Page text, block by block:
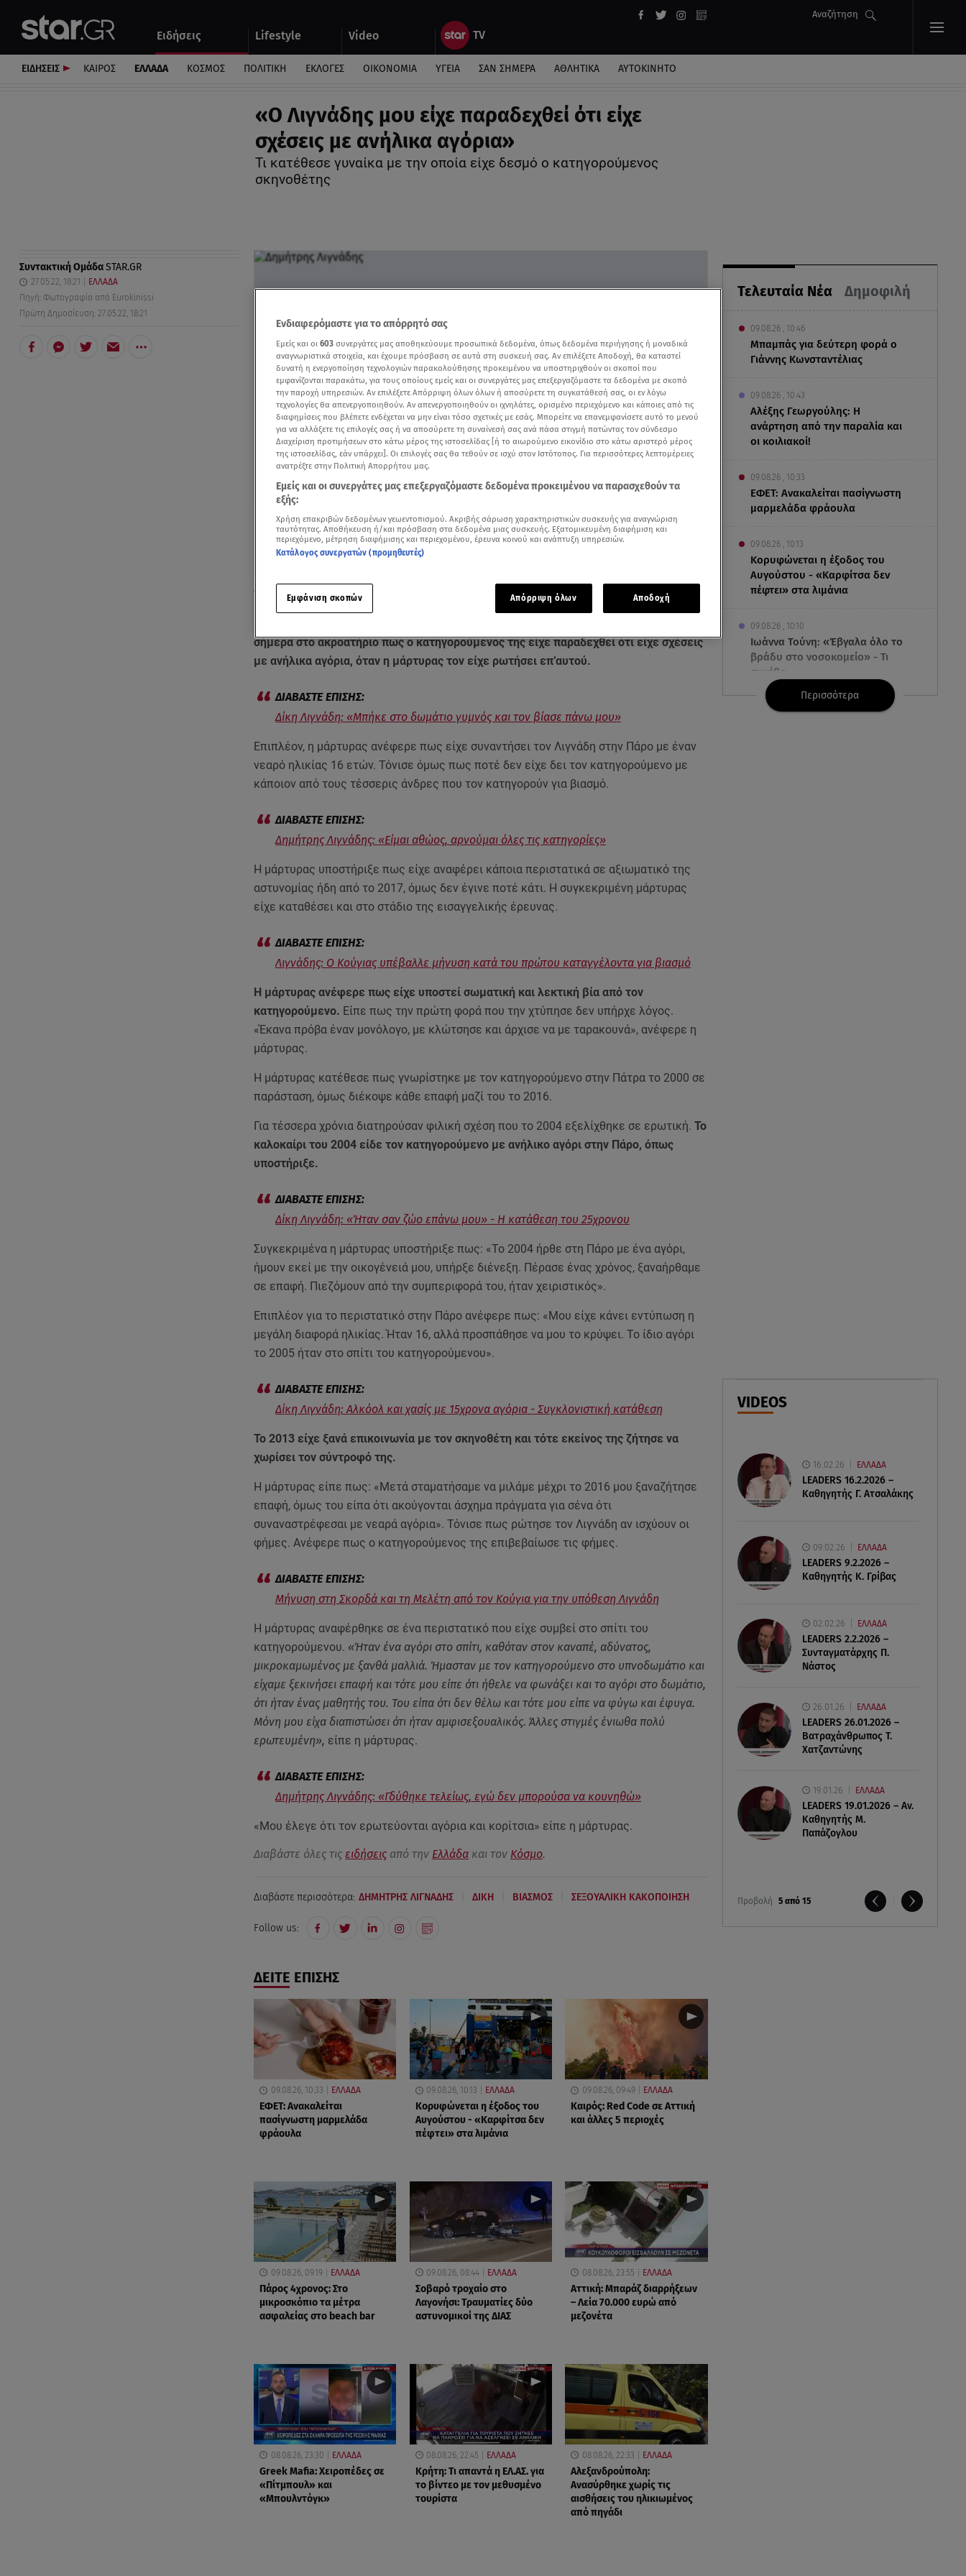
Ειδήσεις Lifestyle Video
Αναζήτηση
Αυτοκίνητο
ΕΙΔΗΣΕΙΣ ΚΑΙΡΟΣ ΕΛΛΑΔΑ ΚΟΣΜΟΣ ΠΟΛΙΤΙΚΗ ΕΚΛΟΓΕΣ ΟΙΚΟΝΟΜΙΑ ΥΓΕΙΑ ΣΑΝ ΣΗΜΕΡΑ ΑΘΛΗΤΙΚΑ ΑΥΤΟΚΙΝΗΤΟ
«Ο Λιγνάδης μου είχε παραδεχθεί ότι είχε
σχέσεις με ανήλικα αγόρια»
Τι κατέθεσε γυναίκα με την οποία είχε δεσμό ο κατηγορούμενος
σκηνοθέτης
Τελευταία Νέα Δημοφιλή
09.08.26 , 10:46
Μπαμπάς για δεύτερη φορά ο
Γιάννης Κωνσταντέλιας
09.08.26 , 10:43
Αλέξης Γεωργούλης: Η
ανάρτηση από την παραλία και
οι κοιλιακοί!
09.08.26 , 10:33
ΕΦΕΤ: Ανακαλείται πασίγνωστη
μαρμελάδα φράουλα
09.08.26 , 10:13
Κορυφώνεται η έξοδος του
Αυγούστου - «Καρφίτσα δεν
πέφτει» στα λιμάνια
09.08.26 , 10:10
Ιωάννα Τούνη: «Έβγαλα όλο το
βράδυ στο νοσοκομείο» - Τι
συνέβη;
09.08.26 , 10:00
έλεγχος της εισερχόμενης
ναυσιπλοΐας
Περισσότερα
VIDEOS
16.02.26 ΕΛΛΑΔΑ
LEADERS 16.2.2026 –
Καθηγητής Γ. Ατσαλάκης
09.02.26 ΕΛΛΑΔΑ
LEADERS 9.2.2026 –
Καθηγητής Κ. Γρίβας
02.02.26 ΕΛΛΑΔΑ
LEADERS 2.2.2026 –
Συνταγματάρχης Π.
Νάστος
26.01.26 ΕΛΛΑΔΑ
LEADERS 26.01.2026 –
Βατραχάνθρωπος Τ.
Χατζαντώνης
19.01.26 ΕΛΛΑΔΑ
LEADERS 19.01.2026 – Αν.
Καθηγητής Μ.
Παπάζογλου
Προβολή 5 από 15
Συντακτική ΟμάδαSTAR.GR
27.05.22, 18:21
ΕΛΛΑΔΑ
Πηγή: Φωτογραφία από Eurokinissi
Πρώτη Δημοσίευση: 27.05.22, 18:21
Δείτε περισσότερα άρθρα μας στα αποτελέσματα αναζήτησης
σήμερα στο ακροατήριο πως ο κατηγορούμενος της είχε παραδεχθεί ότι είχε σχέσεις
με ανήλικα αγόρια, όταν η μάρτυρας τον είχε ρωτήσει επ’αυτού.
Δίκη Λιγνάδη: «Μπήκε στο δωμάτιο γυμνός και τον βίασε πάνω μου»
Επιπλέον, η μάρτυρας ανέφερε πως είχε συναντήσει τον Λιγνάδη στην Πάρο με έναν
νεαρό ηλικίας 16 ετών. Τόνισε όμως πως ποτέ δεν είχε δει τον κατηγορούμενο με
κάποιον από τους τέσσερις άνδρες που τον κατηγορούν για βιασμό.
Δημήτρης Λιγνάδης: «Είμαι αθώος, αρνούμαι όλες τις κατηγορίες»
Η μάρτυρας υποστήριξε πως είχε αναφέρει κάποια περιστατικά σε αξιωματικό της
αστυνομίας ήδη από το 2017, όμως δεν έγινε ποτέ κάτι. Η συγκεκριμένη μάρτυρας
είχε καταθέσει και στο στάδιο της εισαγγελικής έρευνας.
Λιγνάδης: Ο Κούγιας υπέβαλλε μήνυση κατά του πρώτου καταγγέλοντα για βιασμό
Η μάρτυρας ανέφερε πως είχε υποστεί σωματική και λεκτική βία από τον
κατηγορούμενο. Είπε πως την πρώτη φορά που την χτύπησε δεν υπήρχε λόγος.
«Έκανα πρόβα έναν μονόλογο, με κλώτσησε και άρχισε να με ταρακουνά», ανέφερε η
μάρτυρας.
Η μάρτυρας κατέθεσε πως γνωρίστηκε με τον κατηγορούμενο στην Πάτρα το 2000 σε
παράσταση, όμως διέκοψε κάθε επαφή μαζί του το 2016.
Για τέσσερα χρόνια διατηρούσαν φιλική σχέση που το 2004 εξελίχθηκε σε ερωτική. Το
καλοκαίρι του 2004 είδε τον κατηγορούμενο με ανήλικο αγόρι στην Πάρο, όπως
υποστήριξε.
Δίκη Λιγνάδη: «Ήταν σαν ζώο επάνω μου» - Η κατάθεση του 25χρονου
Συγκεκριμένα η μάρτυρας υποστήριξε πως: «Το 2004 ήρθε στη Πάρο με ένα αγόρι,
ήμουν εκεί με την οικογένειά μου, υπήρξε διένεξη. Πέρασε ένας χρόνος, ξαναήρθαμε
σε επαφή. Πιεζόμουν από την συμπεριφορά του, ήταν χειριστικός».
Επιπλέον για το περιστατικό στην Πάρο ανέφερε πως: «Μου είχε κάνει εντύπωση η
μεγάλη διαφορά ηλικίας. Ήταν 16, αλλά προσπάθησε να μου το κρύψει. Το ίδιο αγόρι
το 2005 ήταν στο σπίτι του κατηγορούμενου».
Δίκη Λιγνάδη: Αλκόολ και χασίς με 15χρονα αγόρια - Συγκλονιστική κατάθεση
Το 2013 είχε ξανά επικοινωνία με τον σκηνοθέτη και τότε εκείνος της ζήτησε να
χωρίσει τον σύντροφό της.
Η μάρτυρας είπε πως: «Μετά σταματήσαμε να μιλάμε μέχρι το 2016 μου ξαναζήτησε
επαφή, όμως του είπα ότι ακούγονται άσχημα πράγματα για σένα ότι
συναναστρέφεσαι με νεαρά αγόρια». Τόνισε πως ρώτησε τον Λιγνάδη αν ισχύουν οι
φήμες. Ανέφερε πως ο κατηγορούμενος της επιβεβαίωσε τις φήμες.
Μήνυση στη Σκορδά και τη Μελέτη από τον Κούγια για την υπόθεση Λιγνάδη
Η μάρτυρας αναφέρθηκε σε ένα περιστατικό που είχε συμβεί στο σπίτι του
κατηγορούμενου. «Ήταν ένα αγόρι στο σπίτι, καθόταν στον καναπέ, αδύνατος,
μικροκαμωμένος με ξανθά μαλλιά. Ήμασταν με τον κατηγορούμενο στο υπνοδωμάτιο και
είχαμε ξεκινήσει επαφή και τότε μου είπε ότι ήθελε να φωνάξει και το αγόρι στο δωμάτιο,
ότι ήταν ένας μαθητής του. Του είπα ότι δεν θέλω και τότε μου είπε να φύγω και έφυγα.
Μόνη μου είχα διαπιστώσει ότι ήταν αμφισεξουαλικός. Άλλες στιγμές ένιωθα πολύ
ερωτευμένη», είπε η μάρτυρας.
Δημήτρης Λιγνάδης: «Γδύθηκε τελείως, εγώ δεν μπορούσα να κουνηθώ»
«Μου έλεγε ότι τον ερωτεύονται αγόρια και κορίτσια» είπε η μάρτυρας.
Διαβάστε όλες τις ειδήσειςαπό την Ελλάδακαι τον Κόσμο.
Διαβάστε περισσότερα: ΔΗΜΗΤΡΗΣ ΛΙΓΝΑΔΗΣ ΔΙΚΗ ΒΙΑΣΜΟΣ ΣΕΞΟΥΑΛΙΚΗ ΚΑΚΟΠΟΙΗΣΗ
Follow us:
ΔΕΙΤΕ ΕΠΙΣΗΣ
09.08.26, 10:33 ΕΛΛΑΔΑ
ΕΦΕΤ: Ανακαλείται
πασίγνωστη μαρμελάδα
φράουλα
09.08.26, 10:13 ΕΛΛΑΔΑ
Κορυφώνεται η έξοδος του
Αυγούστου - «Καρφίτσα δεν
πέφτει» στα λιμάνια
09.08.26, 09:49 ΕΛΛΑΔΑ
Καιρός: Red Code σε Αττική
και άλλες 5 περιοχές
09.08.26, 09:19 ΕΛΛΑΔΑ
Πάρος 4χρονος: Στο
μικροσκόπιο τα μέτρα
ασφαλείας στο beach bar
09.08.26, 08:44 ΕΛΛΑΔΑ
Σοβαρό τροχαίο στο
Λαγονήσι: Τραυματίες δύο
αστυνομικοί της ΔΙΑΣ
08.08.26, 23:55 ΕΛΛΑΔΑ
Αττική: Μπαράζ διαρρήξεων
– Λεία 70.000 ευρώ από
μεζονέτα
08.08.26, 23:30 ΕΛΛΑΔΑ
Greek Mafia: Χειροπέδες σε
«Πίτμπουλ» και
«Μπουλντόγκ»
08.08.26, 22:45 ΕΛΛΑΔΑ
Κρήτη: Τι απαντά η ΕΛ.ΑΣ. για
το βίντεο με τον μεθυσμένο
τουρίστα
08.08.26, 22:33 ΕΛΛΑΔΑ
Αλεξανδρούπολη:
Ανασύρθηκε χωρίς τις
αισθήσεις του ηλικιωμένος
από πηγάδι
Ενδιαφερόμαστε για το απόρρητό σας
Εμείς και οι 603 συνεργάτες μας αποθηκεύουμε προσωπικά δεδομένα, όπως δεδομένα περιήγησης ή μοναδικά
αναγνωριστικά στοιχεία, και έχουμε πρόσβαση σε αυτά στη συσκευή σας. Αν επιλέξετε Αποδοχή, θα καταστεί
δυνατή η ενεργοποίηση τεχνολογιών παρακολούθησης προκειμένου να υποστηριχθούν οι σκοποί που
εμφανίζονται παρακάτω, για τους οποίους εμείς και οι συνεργάτες μας επεξεργαζόμαστε τα δεδομένα με σκοπό
την παροχή υπηρεσιών. Αν επιλέξετε Απόρριψη όλων όλων ή αποσύρετε τη συγκατάθεσή σας, οι εν λόγω
τεχνολογίες θα απενεργοποιηθούν. Αν απενεργοποιηθούν οι ιχνηλάτες, ορισμένο περιεχόμενο και κάποιες από τις
διαφημίσεις που βλέπετε ενδέχεται να μην είναι τόσο σχετικές με εσάς. Μπορείτε να επανεμφανίσετε αυτό το μενού
για να αλλάξετε τις επιλογές σας ή να αποσύρετε τη συναίνεσή σας ανά πάσα στιγμή πατώντας τον σύνδεσμο
Διαχείριση προτιμήσεων στο κάτω μέρος της ιστοσελίδας [ή το αιωρούμενο εικονίδιο στο κάτω αριστερό μέρος
της ιστοσελίδας, εάν υπάρχει]. Οι επιλογές σας θα τεθούν σε ισχύ στον Ιστότοπος. Για περισσότερες λεπτομέρειες
ανατρέξτε στην Πολιτική Απορρήτου μας.
Εμείς και οι συνεργάτες μας επεξεργαζόμαστε δεδομένα προκειμένου να παρασχεθούν τα
εξής:
Χρήση επακριβών δεδομένων γεωεντοπισμού. Ακριβής σάρωση χαρακτηριστικών συσκευής για αναγνώριση
ταυτότητας. Αποθήκευση ή/και πρόσβαση στα δεδομένα μιας συσκευής. Εξατομικευμένη διαφήμιση και
περιεχόμενο, μέτρηση διαφήμισης και περιεχομένου, έρευνα κοινού και ανάπτυξη υπηρεσιών.
Κατάλογος συνεργατών (προμηθευτές)
Εμφάνιση σκοπών Απόρριψη όλων Αποδοχή